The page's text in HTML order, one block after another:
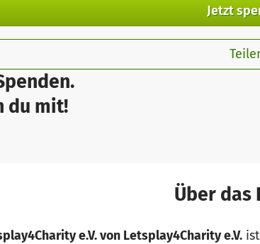
du mit!
Jetzt
Über das
e.V. von Letsplay4Charity e.V.ist